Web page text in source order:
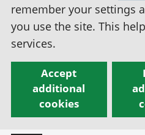
remember your settings
you use the site. This
services.
Accept
additional
cookies